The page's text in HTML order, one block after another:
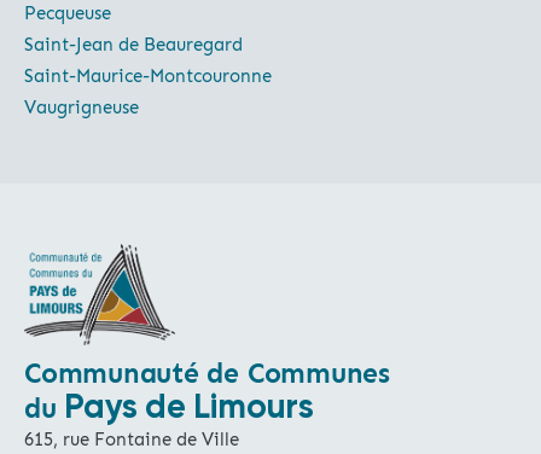
Pecqueuse
Saint-Jean de Beauregard
Saint-Maurice-Montcouronne
Vaugrigneuse
Communauté de Communes
du Pays de Limours
615, rue Fontaine de Ville